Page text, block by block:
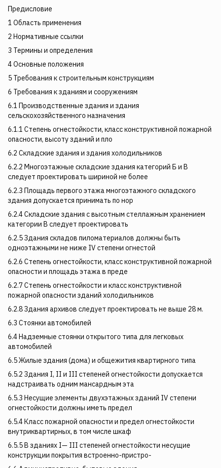
Предисловие
1 Область применения
2 Нормативные ссылки
3 Термины и определения
4 Основные положения
5 Требования к строительным конструкциям
6 Требования к зданиям и сооружениям
6.1 Производственные здания и здания
сельскохозяйственного назначения
6.1.1 Степень огнестойкости, класс конструктивной пожарной
опасности, высоту зданий и пло­
6.2 Складские здания и здания холодильников
6.2.2 Многоэтажные складские здания категорий Б и В
следует проектировать шириной не более
6.2.3 Площадь первого этажа многоэтажного складского
здания допускается принимать по нор­
6.2.4 Складские здания с высотным стеллажным хранением
категории В следует проектировать
6.2.5 Здания складов пиломатериалов должны быть
одноэтажными не ниже IV степени огнестой­
6.2.6 Степень огнестойкости, класс конструктивной пожарной
опасности и площадь этажа в преде­
6.2.7 Степень огнестойкости и класс конструктивной
пожарной опасности зданий холодильников
6.2.8 Здания архивов следует проектировать не выше 28 м.
6.3 Стоянки автомобилей
6.4 Надземные стоянки открытого типа для легковых
автомобилей
6.5 Жилые здания (дома) и общежития квартирного типа
6.5.2 Здания I, II и III степеней огнестойкости допускается
надстраивать одним мансардным эта­
6.5.3 Несущие элементы двухэтажных зданий IV степени
огнестойкости должны иметь предел
6.5.4 Класс пожарной опасности и предел огнестойкости
внутриквартирных, в том числе шкаф­
6.5.5 В зданиях I— III степеней огнестойкости несущие
конструкции покрытия встроенно-пристро-